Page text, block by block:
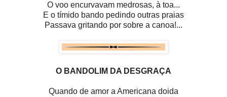
O voo encurvavam medrosas, à toa...
E o tímido bando pedindo outras praias
Passava gritando por sobre a canoa!...
O BANDOLIM DA DESGRAÇA
Quando de amor a Americana doida